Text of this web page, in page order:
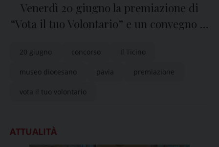
Venerdì 20 giugno la premiazione di
“Vota il tuo Volontario” e un convegno al
20 giugno concorso Il Ticino
museo diocesano pavia premiazione
vota il tuo volontario
ATTUALITÀ